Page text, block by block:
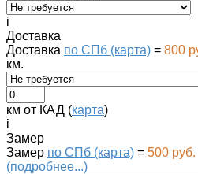
i
Доставка
Доставка по СПб (карта) = 800
км.
км от КАД (карта)
i
Замер
Замер по СПб (карта) = 500 руб.
(подробнее...)